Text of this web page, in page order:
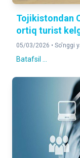
Tojikistondan
ortiq turist
05/03/2026 • So'nggi
Batafsil ...